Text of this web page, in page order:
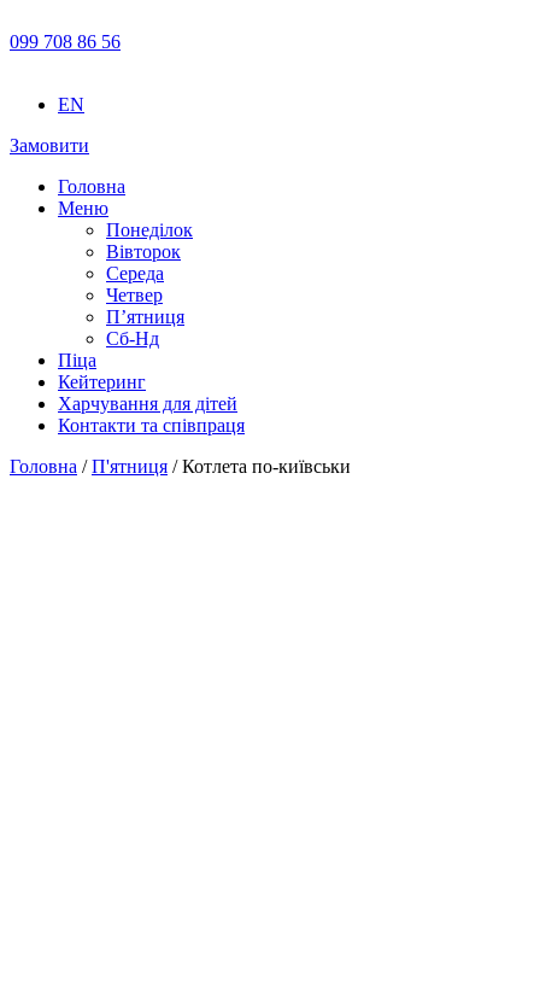
099 708 86 56
EN
Замовити
Головна
Меню
Понеділок
Вівторок
Середа
Четвер
П’ятниця
Сб-Нд
Піца
Кейтеринг
Харчування для дітей
Контакти та співпраця
Головна /П'ятниця / Котлета по-київськи